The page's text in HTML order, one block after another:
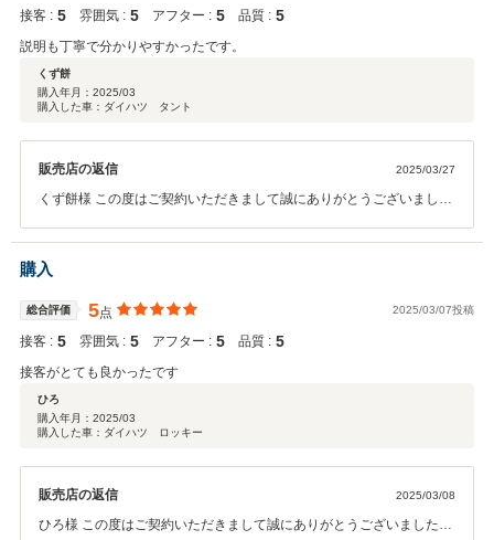
接客 : 5 雰囲気 : 5 アフター : 5 品質 : 5
説明も丁寧で分かりやすかったです。
くず餅
購入年月： 2025/03
購入した車：ダイハツ タント
販売店の返信 2025/03/27
くず餅様 この度はご契約いただきまして誠にありがとうございまし
価をいただきまして、社員一同心から感謝しております。何かお困り
の際はぜひお気軽にお立ち寄りください。 今後とも、どうぞ宜しくお
購入
総合評価 5点 2025/03/07投稿
接客 : 5 雰囲気 : 5 アフター : 5 品質 : 5
接客がとても良かったです
ひろ
購入年月： 2025/03
購入した車：ダイハツ ロッキー
販売店の返信 2025/03/08
ひろ様 この度はご契約いただきまして誠にありがとうございました。